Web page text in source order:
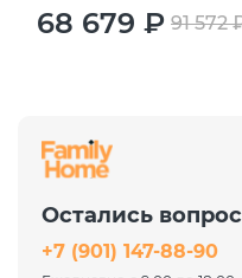
68 679 ₽ 91 572
Остались
+7 (901) 147-88-90